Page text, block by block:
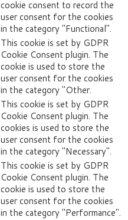
cookie consent to record the
user consent for the cookies
in the category "Functional".
This cookie is set by GDPR
Cookie Consent plugin. The
cookie is used to store the
user consent for the cookies
in the category "Other.
This cookie is set by GDPR
Cookie Consent plugin. The
cookies is used to store the
user consent for the cookies
in the category "Necessary".
This cookie is set by GDPR
Cookie Consent plugin. The
cookie is used to store the
user consent for the cookies
in the category "Performance".